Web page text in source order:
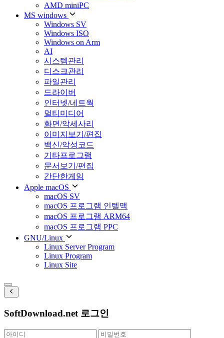
AMD miniPC
MS windows
Windows SV
Windows ISO
Windows on Arm
AI
시스템관리
디스크관리
파일관리
드라이버
인터넷/네트웍
멀티미디어
화면/악세사리
이미지보기/편집
백신/악성코드
기타프로그램
문서보기/편집
간단한게임
Apple macOS
macOS SV
macOS 프로그램 인텔맥
macOS 프로그램 ARM64
macOS 프로그램 PPC
GNU/Linux
Linux Server Program
Linux Program
Linux Site
SoftDownload.net 로그인